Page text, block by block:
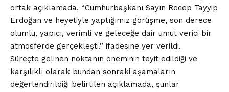
ortak açıklamada, “Cumhurbaşkanı Sayın Recep Tayyip
Erdoğan ve heyetiyle yaptığımız görüşme, son derece
olumlu, yapıcı, verimli ve geleceğe dair umut verici bir
atmosferde gerçekleşti.” ifadesine yer verildi.
Süreçte gelinen noktanın öneminin teyit edildiği ve
karşılıklı olarak bundan sonraki aşamaların
değerlendirildiği belirtilen açıklamada, şunlar